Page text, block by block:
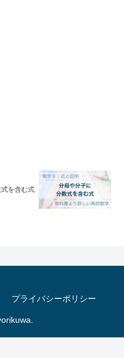
を含む式
プライバシーポリシー